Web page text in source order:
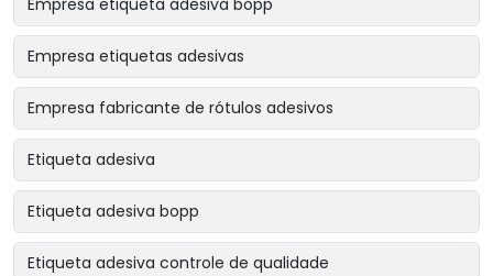
Empresa etiqueta adesiva bopp
Empresa etiquetas adesivas
Empresa fabricante de rótulos adesivos
Etiqueta adesiva
Etiqueta adesiva bopp
Etiqueta adesiva controle de qualidade